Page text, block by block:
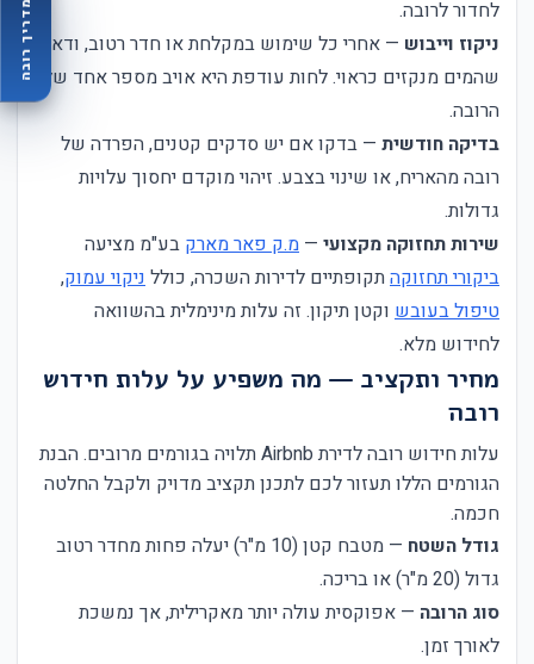
לחדור לרובה.
ניקוז וייבוש — אחרי כל שימוש במקלחת או חדר רטוב, ודאו
שהמים מנקזים כראוי. לחות עודפת היא אויב מספר אחד של
הרובה.
בדיקה חודשית — בדקו אם יש סדקים קטנים, הפרדה של
רובה מהאריח, או שינוי בצבע. זיהוי מוקדם יחסוך עלויות
גדולות.
שירות תחזוקה מקצועי — מ.ק פאר מארק בע"מ מציעה
ביקורי תחזוקה תקופתיים לדירות השכרה, כולל ניקוי עמוק,
טיפול בעובש וקטן תיקון. זה עלות מינימלית בהשוואה
לחידוש מלא.
מחיר ותקציב — מה משפיע על עלות חידוש
רובה
עלות חידוש רובה לדירת Airbnb תלויה בגורמים מרובים. הבנת
הגורמים הללו תעזור לכם לתכנן תקציב מדויק ולקבל החלטה
חכמה.
גודל השטח
— מטבח קטן (10 מ"ר) יעלה פחות מחדר רטוב
גדול (20 מ"ר) או בריכה.
סוג הרובה — אפוקסית עולה יותר מאקרילית, אך נמשכת
לאורך זמן.
מדריך רובה